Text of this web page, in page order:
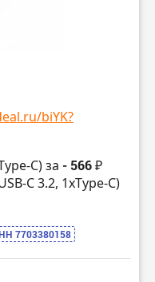
biYK?
С) за - 566 ₽
С 3.2, 1xType-C)
7703380158